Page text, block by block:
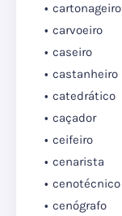
cartonageiro
carvoeiro
caseiro
castanheiro
catedrático
caçador
ceifeiro
cenarista
cenotécnico
cenógrafo